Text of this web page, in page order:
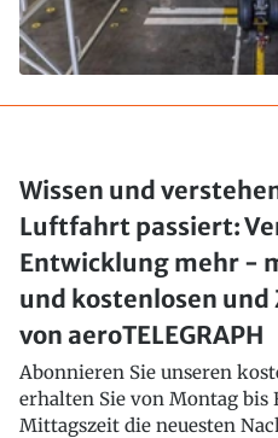
Wissen und
Luftfahrt passiert:
Entwicklung mehr -
und kostenlosen
von aeroTELEGRAPH
Abonnieren Sie unseren
erhalten Sie von Montag
Mittagszeit die neuesten